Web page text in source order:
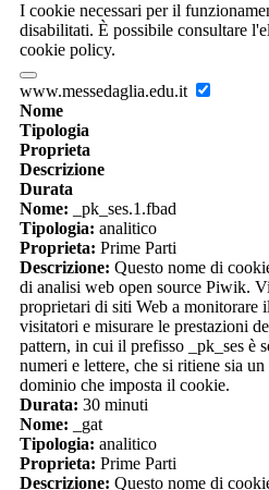
I cookie necessari per il
disabilitati. È possibile consultare
cookie policy.
www.messedaglia.edu.it
Nome
Tipologia
Proprieta
Descrizione
Durata
Nome: _pk_ses.1.fbad
Tipologia: analitico
Proprieta: Prime Parti
Descrizione: Questo nome di
di analisi web open source Piwik.
proprietari di siti Web a monitorare
visitatori e misurare le prestazioni
pattern, in cui il prefisso _pk_ses è
numeri e lettere, che si ritiene sia
dominio che imposta il cookie.
Durata: 30 minuti
Nome: _gat
Tipologia: analitico
Proprieta: Prime Parti
Descrizione: Questo nome di